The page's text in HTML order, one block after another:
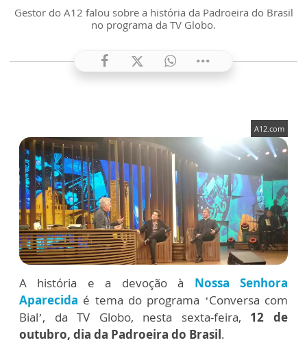
Gestor do A12 falou sobre a história da Padroeira do Brasil
no programa da TV Globo.
A12.com
A história e a devoção à Nossa Senhora
Aparecida é tema do programa ‘Conversa com
Bial’, da TV Globo, nesta sexta-feira, 12 de
outubro, dia da Padroeira do Brasil.